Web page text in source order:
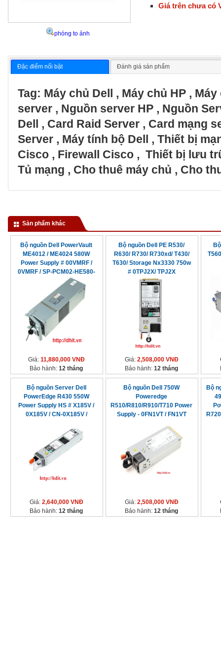
phóng to ảnh
Giá trên chưa có
Đặc điểm nổi bật Đánh giá sản phẩm
Tag: Máy chủ Dell , Máy chủ HP, Máy
server, Nguồn server HP, Nguồn
Dell , Card Raid Server, Card mạng
Server, Máy tính bộ Dell , Thiết bị
Cisco, Firewall Cisco, Thiết bị lưu
Tủ mạng , Cho thuê máy chủ , Cho
Sản phẩm khác
Bộ nguồn Dell PowerVault
ME4012 / ME4024 580W
Power Supply # 00VMRF /
0VMRF / SP-PCM02-HE580-
Giá: 11,880,000 VNĐ
Bảo hành:12 tháng
Bộ nguồn Dell PE R530/
R630/ R730/ R730xd/ T430/
T630/ Storage Nx3330 750w
# 0TPJ2X/ TPJ2X
Giá: 2,508,000 VNĐ
Bảo hành:12 tháng
Bộ nguồn Server Dell
PowerEdge R430 550W
Power Supply HS # X185V /
0X185V / CN-0X185V /
Giá: 2,640,000 VNĐ
Bảo hành:12 tháng
Bộ nguồn Dell 750W
Poweredge
R510/R810/R910/T710 Power
Supply - 0FN1VT / FN1VT
Giá: 2,508,000 VNĐ
Bảo hành:12 tháng
Bộ